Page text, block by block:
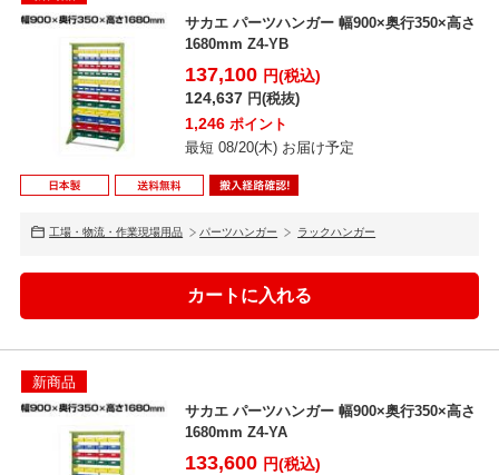
サカエ パーツハンガー 幅900×奥行350×高さ
1680mm Z4-YB
137,100 円(税込)
124,637 円(税抜)
1,246 ポイント
最短 08/20(木) お届け予定
工場・物流・作業現場用品 パーツハンガー ラックハンガー
新商品
サカエ パーツハンガー 幅900×奥行350×高さ
1680mm Z4-YA
133,600 円(税込)